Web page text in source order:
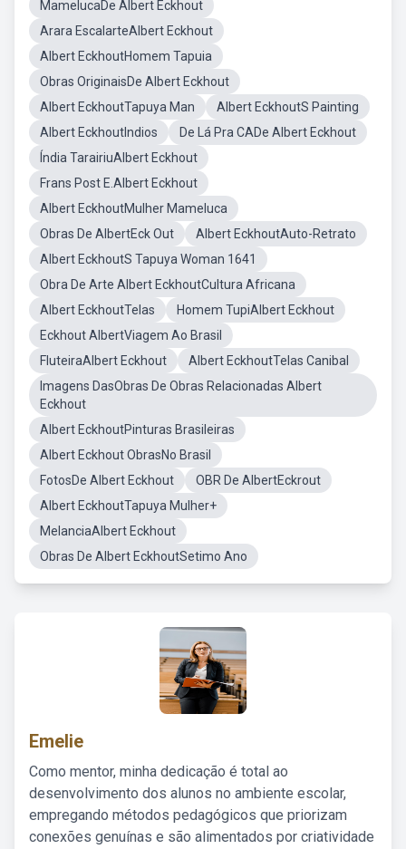
MamelucaDe Albert Eckhout
Arara EscalarteAlbert Eckhout
Albert EckhoutHomem Tapuia
Obras OriginaisDe Albert Eckhout
Albert EckhoutTapuya Man
Albert EckhoutS Painting
Albert EckhoutIndios
De Lá Pra CADe Albert Eckhout
Índia TarairiuAlbert Eckhout
Frans Post E.Albert Eckhout
Albert EckhoutMulher Mameluca
Obras De AlbertEck Out
Albert EckhoutAuto-Retrato
Albert EckhoutS Tapuya Woman 1641
Obra De Arte Albert EckhoutCultura Africana
Albert EckhoutTelas
Homem TupiAlbert Eckhout
Eckhout AlbertViagem Ao Brasil
FluteiraAlbert Eckhout
Albert EckhoutTelas Canibal
Imagens DasObras De Obras Relacionadas Albert
Eckhout
Albert EckhoutPinturas Brasileiras
Albert Eckhout ObrasNo Brasil
FotosDe Albert Eckhout
OBR De AlbertEckrout
Albert EckhoutTapuya Mulher+
MelanciaAlbert Eckhout
Obras De Albert EckhoutSetimo Ano
Emelie
Como mentor, minha dedicação é total ao
desenvolvimento dos alunos no ambiente escolar,
empregando métodos pedagógicos que priorizam
conexões genuínas e são alimentados por criatividade